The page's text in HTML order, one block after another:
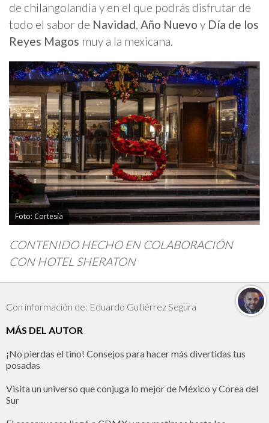
de chilangolandia y en el que podrás disfrutar de
todo el sabor de Navidad, Año Nuevo y Día de los
Reyes Magos muy a la mexicana.
Foto: Cortesía
CONTENIDO HECHO EN COLABORACIÓN
CON HOTEL SHERATON
Con información de: Eduardo Gutiérrez Segura
MÁS DEL AUTOR
¡No pierdas el tino! Consejos para hacer más divertidas tus
posadas
Visita un universo que conjuga lo mejor de México y Corea del
Sur